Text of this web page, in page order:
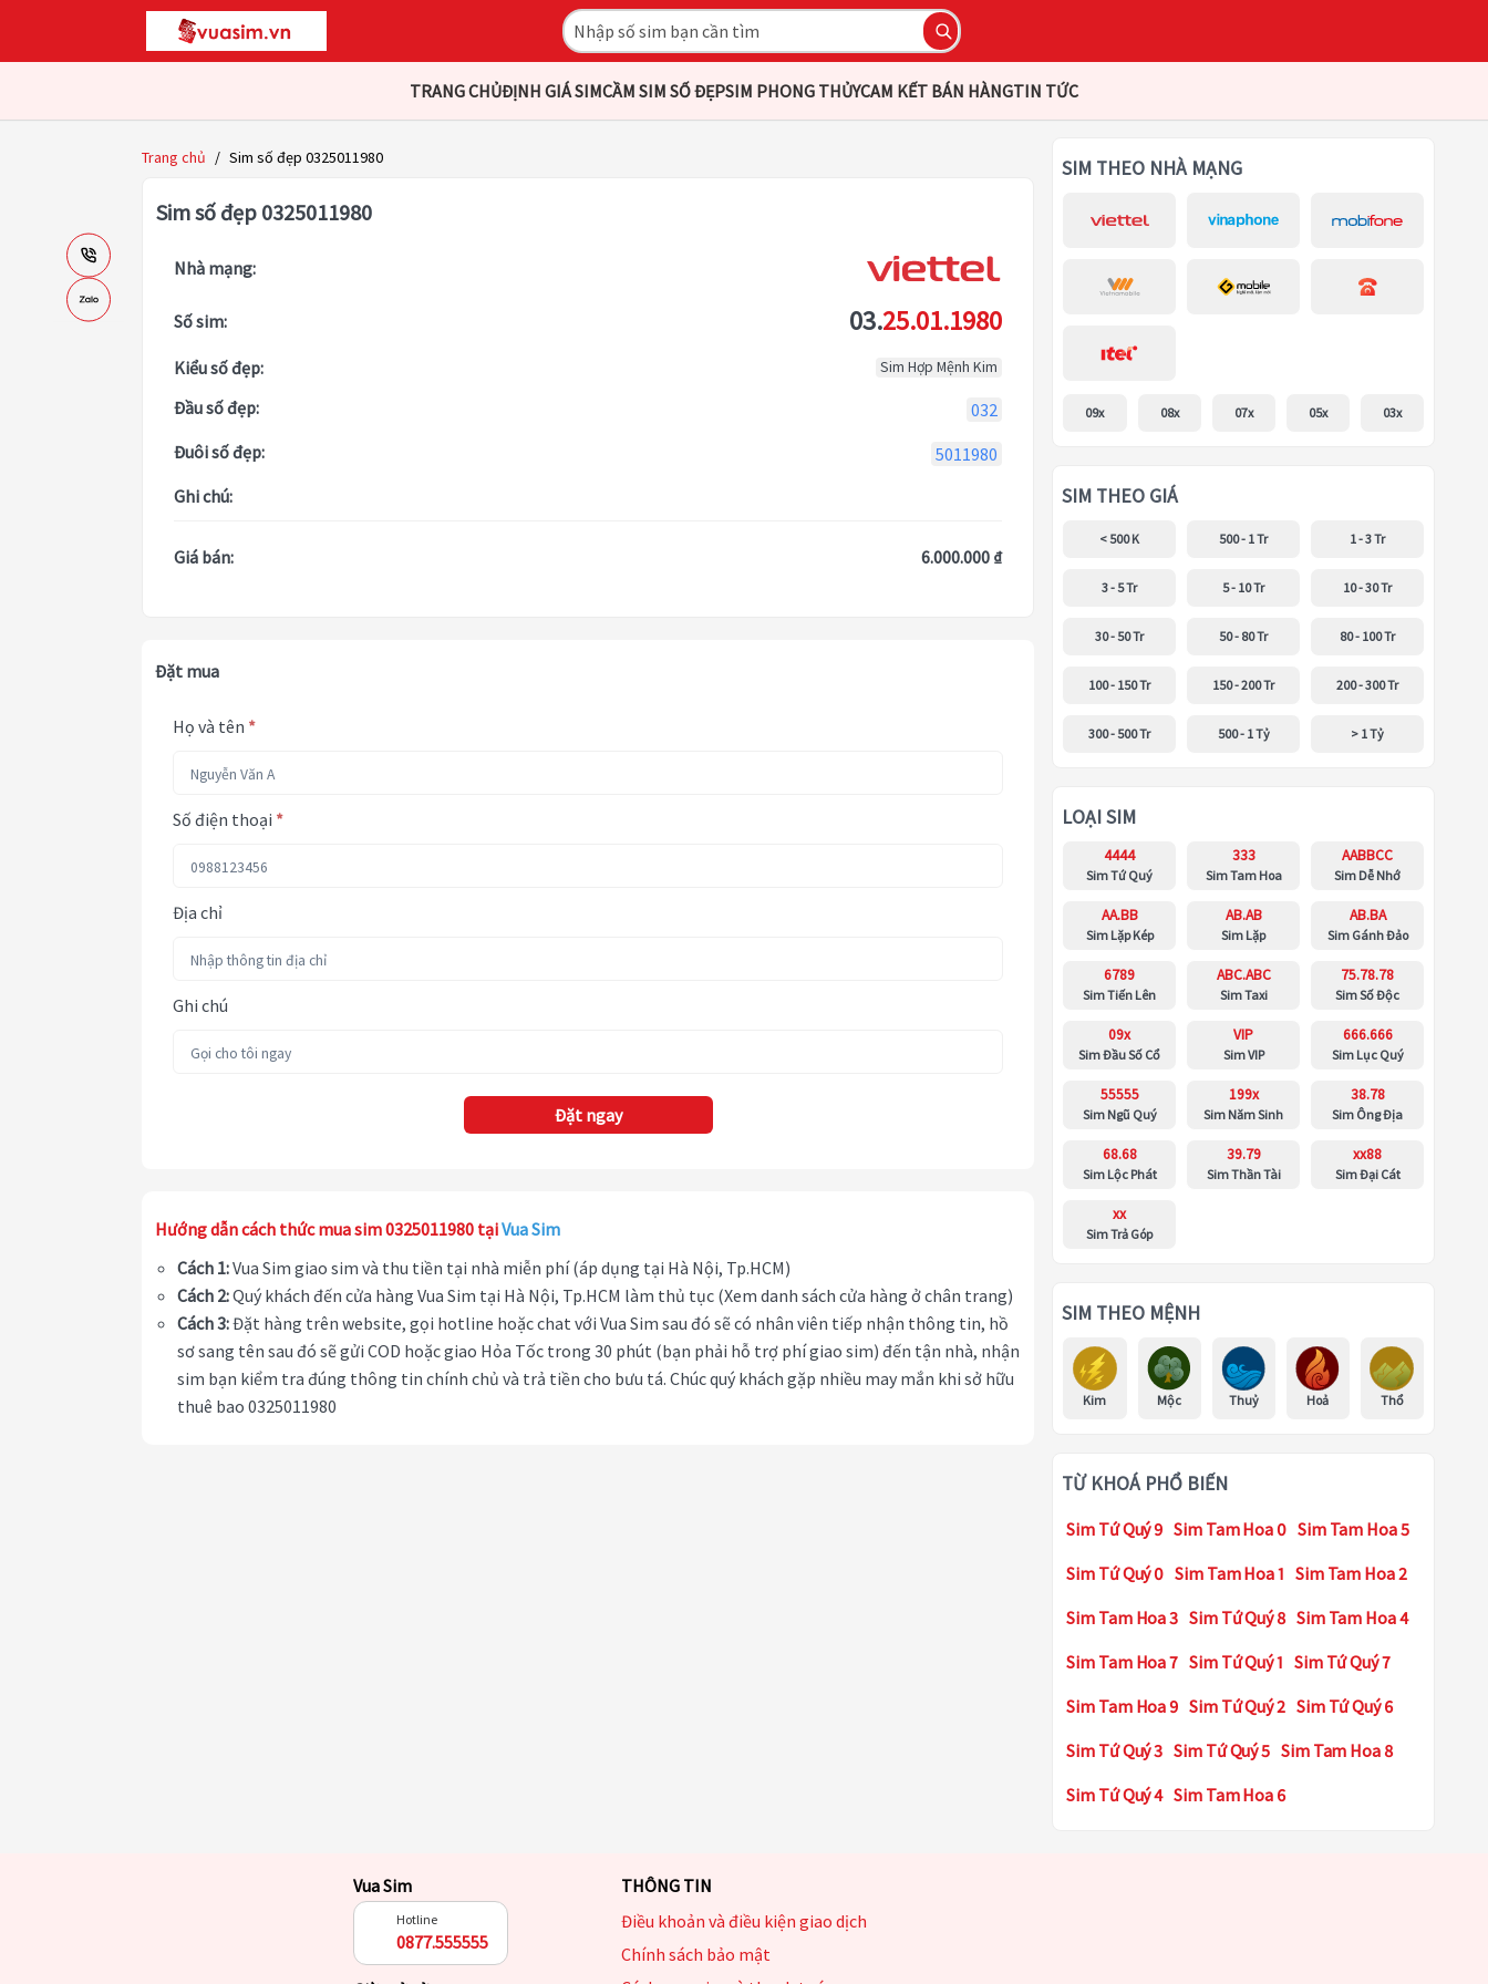
TRANG CHỦĐỊNH GIÁ SIMCẦM SIM SỐ ĐẸPSIM PHONG THỦYCAM KẾT BÁN HÀNGTIN TỨC
Trang chủ / Sim số đẹp 0325011980
Sim số đẹp 0325011980
Nhà mạng:
Số sim: 03.25.01.1980
Kiểu số đẹp: Sim Hợp Mệnh Kim
Đầu số đẹp:
032
Đuôi số đẹp:
5011980
Ghi chú:
Giá bán: 6.000.000 ₫
Đặt mua
Họ và tên *
Số điện thoại *
Địa chỉ
Ghi chú
Đặt ngay
Hướng dẫn cách thức mua sim 0325011980 tạiVua Sim
Cách 1:Vua Sim giao sim và thu tiền tại nhà miễn phí (áp dụng tại Hà Nội, Tp.HCM)
Cách 2:Quý khách đến cửa hàng Vua Sim tại Hà Nội, Tp.HCM làm thủ tục (Xem danh sách cửa hàng ở chân trang)
Cách 3:Đặt hàng trên website, gọi hotline hoặc chat với Vua Sim sau đó sẽ có nhân viên tiếp nhận thông tin, hồ
sơ sang tên sau đó sẽ gửi COD hoặc giao Hỏa Tốc trong 30 phút (bạn phải hỗ trợ phí giao sim) đến tận nhà, nhận
sim bạn kiểm tra đúng thông tin chính chủ và trả tiền cho bưu tá. Chúc quý khách gặp nhiều may mắn khi sở hữu
thuê bao 0325011980
SIM THEO NHÀ MẠNG
09x 08x 07x 05x 03x
SIM THEO GIÁ
< 500 K 500 - 1 Tr 1 - 3 Tr
3 - 5 Tr 5 - 10 Tr 10 - 30 Tr
30 - 50 Tr 50 - 80 Tr 80 - 100 Tr
100 - 150 Tr 150 - 200 Tr 200 - 300 Tr
300 - 500 Tr 500 - 1 Tỷ > 1 Tỷ
LOẠI SIM
4444
Sim Tứ Quý
333
Sim Tam Hoa
AABBCC
Sim Dễ Nhớ
AA.BB
Sim Lặp Kép
AB.AB
Sim Lặp
AB.BA
Sim Gánh Đảo
6789
Sim Tiến Lên
ABC.ABC
Sim Taxi
75.78.78
Sim Số Độc
09x
Sim Đầu Số Cổ
VIP
Sim VIP
666.666
Sim Lục Quý
55555
Sim Ngũ Quý
199x
Sim Năm Sinh
38.78
Sim Ông Địa
68.68
Sim Lộc Phát
39.79
Sim Thần Tài
xx88
Sim Đại Cát
xx
Sim Trả Góp
SIM THEO MỆNH
Kim Mộc Thuỷ Hoả Thổ
TỪ KHOÁ PHỔ BIẾN
Sim Tứ Quý 9 Sim Tam Hoa 0 Sim Tam Hoa 5
Sim Tứ Quý 0 Sim Tam Hoa 1 Sim Tam Hoa 2
Sim Tam Hoa 3 Sim Tứ Quý 8 Sim Tam Hoa 4
Sim Tam Hoa 7 Sim Tứ Quý 1 Sim Tứ Quý 7
Sim Tam Hoa 9 Sim Tứ Quý 2 Sim Tứ Quý 6
Sim Tứ Quý 3 Sim Tứ Quý 5 Sim Tam Hoa 8
Sim Tứ Quý 4 Sim Tam Hoa 6
Vua Sim
Hotline
0877.555555
THÔNG TIN
Điều khoản và điều kiện giao dịch
Chính sách bảo mật